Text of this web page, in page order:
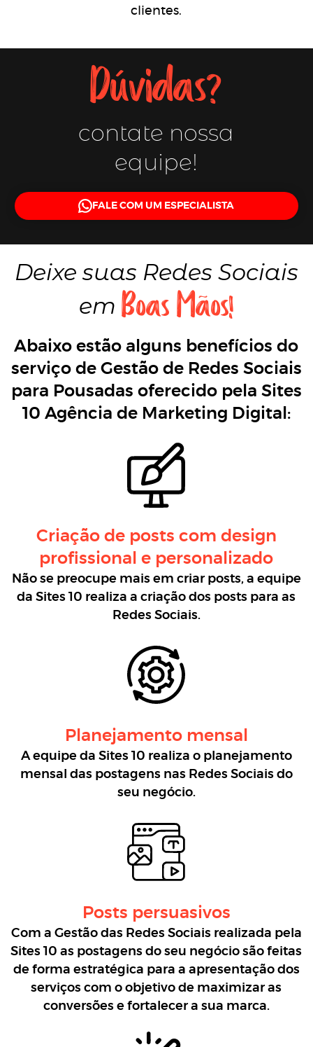
clientes.
Dúvidas?
contate nossa
equipe!
FALE COM UM ESPECIALISTA
Deixe suas Redes Sociais
em Boas Mãos!
Abaixo estão alguns benefícios do
serviço de Gestão de Redes Sociais
para Pousadas oferecido pela Sites
10 Agência de Marketing Digital:
Criação de posts com design
profissional e personalizado
Não se preocupe mais em criar posts, a equipe
da Sites 10 realiza a criação dos posts para as
Redes Sociais.
Planejamento mensal
A equipe da Sites 10 realiza o planejamento
mensal das postagens nas Redes Sociais do
seu negócio.
Posts persuasivos
Com a Gestão das Redes Sociais realizada pela
Sites 10 as postagens do seu negócio são feitas
de forma estratégica para a apresentação dos
serviços com o objetivo de maximizar as
conversões e fortalecer a sua marca.